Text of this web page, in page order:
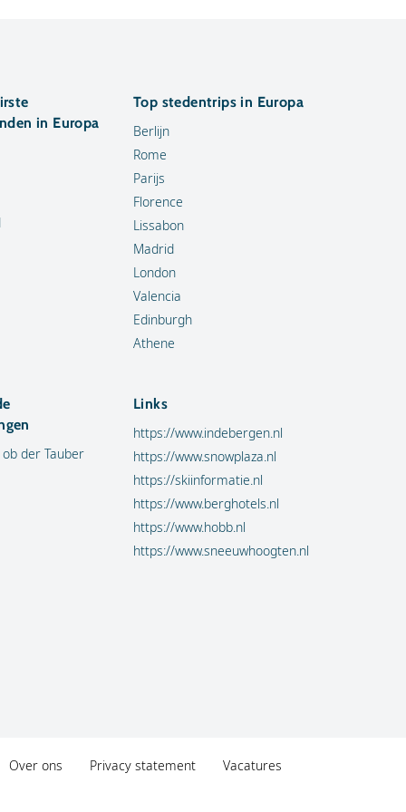
in Europa
Top stedentrips in Europa
Berlijn
Rome
Parijs
Florence
Lissabon
Madrid
London
Valencia
Edinburgh
Athene
der Tauber
Links
https://www.indebergen.nl
https://www.snowplaza.nl
https://skiinformatie.nl
https://www.berghotels.nl
https://www.hobb.nl
https://www.sneeuwhoogten.nl
Over ons Privacy statement Vacatures